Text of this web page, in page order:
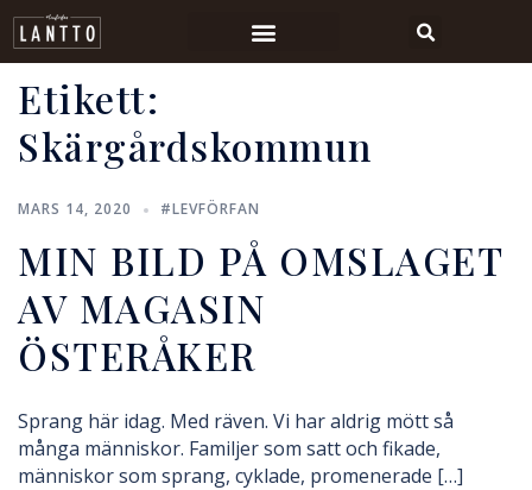
Etikett:
Skärgårdskommun
MARS 14, 2020 #LEVFÖRFAN
MIN BILD PÅ OMSLAGET
AV MAGASIN
ÖSTERÅKER
Sprang här idag. Med räven. Vi har aldrig mött så
många människor. Familjer som satt och fikade,
människor som sprang, cyklade, promenerade […]